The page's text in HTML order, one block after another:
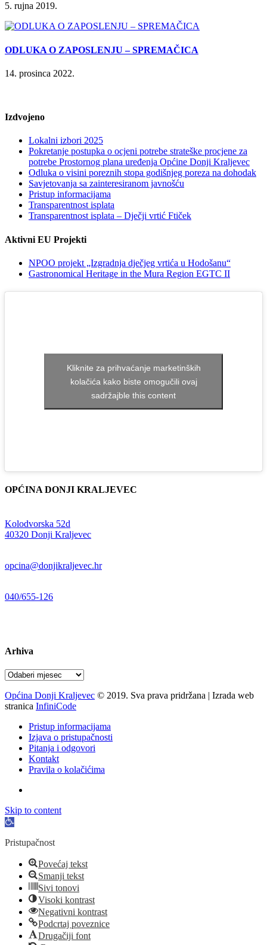
5. rujna 2019.
ODLUKA O ZAPOSLENJU – SPREMAČICA
14. prosinca 2022.
Izdvojeno
Lokalni izbori 2025
Pokretanje postupka o ocjeni potrebe strateške procjene za
potrebe Prostornog plana uređenja Općine Donji Kraljevec
Odluka o visini poreznih stopa godišnjeg poreza na dohodak
Savjetovanja sa zainteresiranom javnošću
Pristup informacijama
Transparentnost isplata
Transparentnost isplata – Dječji vrtić Ftiček
Aktivni EU Projekti
NPOO projekt „Izgradnja dječjeg vrtića u Hodošanu“
Gastronomical Heritage in the Mura Region EGTC II
Kliknite za prihvaćanje marketinških
kolačića kako biste omogučili ovaj
sadržajble this content
OPĆINA DONJI KRALJEVEC
Kolodvorska 52d
40320 Donji Kraljevec
opcina@donjikraljevec.hr
040/655-126
Arhiva
Arhiva
Općina Donji Kraljevec © 2019. Sva prava pridržana | Izrada web
stranica InfiniCode
Pristup informacijama
Izjava o pristupačnosti
Pitanja i odgovori
Kontakt
Pravila o kolačićima
Skip to content
Open
Pristupačnost
Povećaj tekst
Smanji tekst
Sivi tonovi
Visoki kontrast
Negativni kontrast
Podcrtaj poveznice
Drugačiji font